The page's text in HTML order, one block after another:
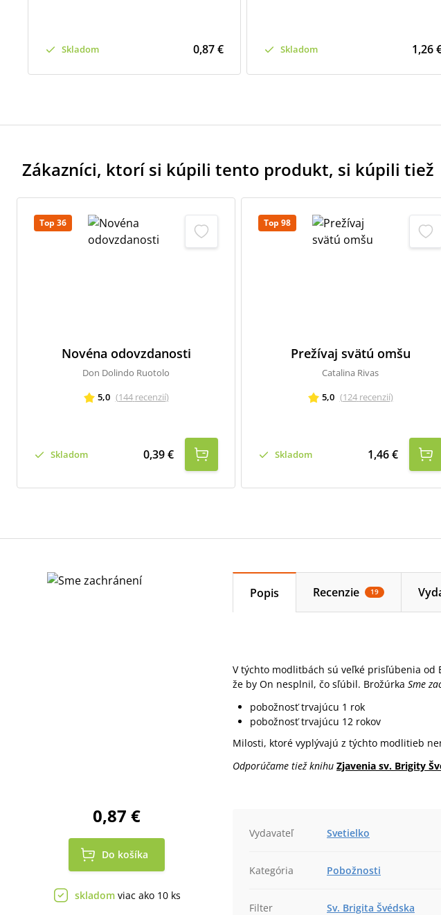
Skladom 0,87 € Skladom 1,26
Zákazníci, ktorí si kúpili tento produkt, si kúpili tiež
Top 36
Novéna odovzdanosti
Don Dolindo Ruotolo
5,0 (144 recenzií)
Skladom 0,39 €
Top 98
Prežívaj svätú omšu
Catalina Rivas
5,0 (124 recenzií)
Skladom 1,46 €
0,87 €
Do košíka
skladom viac ako 10 ks
Popis Recenzie 19
V týchto modlitbách sú veľké prisľúbenia od
že by On nesplnil, čo sľúbil. Brožúrka Sme
pobožnosť trvajúcu 1 rok
pobožnosť trvajúcu 12 rokov
Milosti, ktoré vyplývajú z týchto modlitieb
Odporúčame tiež knihu Zjavenia sv. Brigity
Vydavateľ Svetielko
Kategória Pobožnosti
Filter Sv. Brigita Švédska